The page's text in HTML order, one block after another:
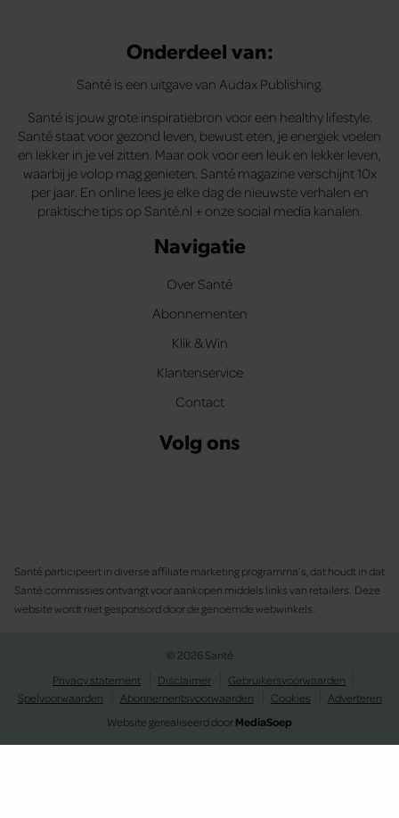
Onderdeel van:
Santé is een uitgave van Audax Publishing.
Santé is jouw grote inspiratiebron voor een healthy lifestyle.
Santé staat voor gezond leven, bewust eten, je energiek voelen
en lekker in je vel zitten. Maar ook voor een leuk en lekker leven,
waarbij je volop mag genieten. Santé magazine verschijnt 10x
per jaar. En online lees je elke dag de nieuwste verhalen en
praktische tips op Santé.nl + onze social media kanalen.
Navigatie
Over Santé
Abonnementen
Klik & Win
Klantenservice
Contact
Volg ons
Santé participeert in diverse affiliate marketing programma’s, dat houdt in dat
Santé commissies ontvangt voor aankopen middels links van retailers. Deze
website wordt niet gesponsord door de genoemde webwinkels.
© 2026 Santé
Privacy statement
Disclaimer
Gebruikersvoorwaarden
Spelvoorwaarden
Abonnementsvoorwaarden Cookies
Adverteren
Website gerealiseerd doorMediaSoep